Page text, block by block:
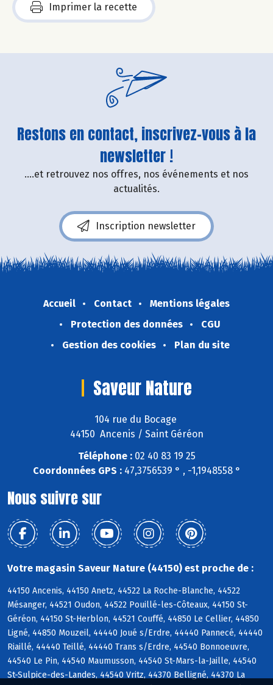
Imprimer la recette
Restons en contact, inscrivez-vous à la
newsletter !
....et retrouvez nos offres, nos événements et nos
actualités.
Inscription newsletter
Accueil Contact
Mentions légales
Protection des données
CGU
Gestion des cookies
Plan du site
Saveur Nature
104 rue du Bocage
44150 Ancenis / Saint Géréon
Téléphone :02 40 83 19 25
Coordonnées GPS :47,3756539 ° , -1,1948558 °
Nous suivre sur
Votre magasin Saveur Nature (44150) est proche de :
44150 Ancenis, 44150 Anetz, 44522 La Roche-Blanche, 44522
Mésanger, 44521 Oudon, 44522 Pouillé-les-Côteaux, 44150 St-
Géréon, 44150 St-Herblon, 44521 Couffé, 44850 Le Cellier, 44850
Ligné, 44850 Mouzeil, 44440 Joué s/Erdre, 44440 Pannecé, 44440
Riaillé, 44440 Teillé, 44440 Trans s/Erdre, 44540 Bonnoeuvre,
44540 Le Pin, 44540 Maumusson, 44540 St-Mars-la-Jaille, 44540
St-Sulpice-des-Landes, 44540 Vritz, 44370 Belligné, 44370 La